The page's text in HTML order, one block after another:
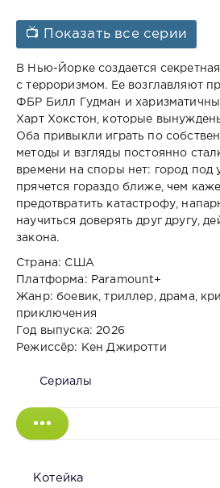
📺 Показать все серии
В Нью-Йорке создается
с терроризмом. Ее возглавляют
ФБР Билл Гудман и
Харт Хокстон, которые
Оба привыкли играть по
методы и взгляды постоянно
времени на споры нет: город под
прячется гораздо ближе, чем
предотвратить катастрофу,
научиться доверять друг другу,
закона.
Страна: США
Платформа: Paramount+
Жанр: боевик, триллер, драма,
приключения
Год выпуска: 2026
Режиссёр: Кен Джиротти
Сериалы
Котейка